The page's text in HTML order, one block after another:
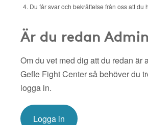
Du får svar och bekräftelse från oss att du
Är du redan
Om du vet med dig att du redan är
Gefle Fight Center så behöver du
logga in.
Logga in